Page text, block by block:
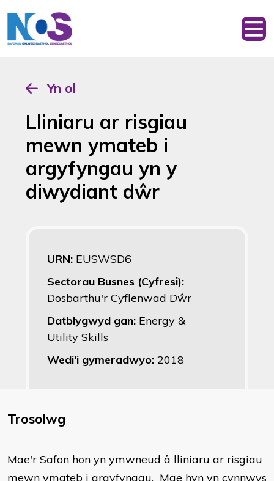
Yn ol
Lliniaru ar risgiau
mewn ymateb i
argyfyngau yn y
diwydiant dŵr
URN: EUSWSD6
Sectorau Busnes (Cyfresi):
Dosbarthu'r Cyflenwad Dŵr
Datblygwyd gan: Energy &
Utility Skills
Wedi'i gymeradwyo: 2018
Trosolwg
Mae'r Safon hon yn ymwneud â lliniaru ar risgiau
mewn ymateb i argyfyngau. Mae hyn yn cynnwys